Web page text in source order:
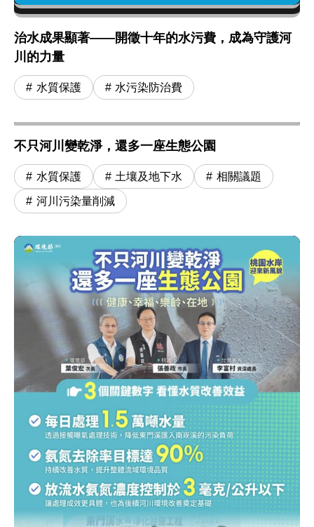
治水成果顯著——開徵十年的水污費，成為守護河
川的力量
水質保護 水污染防治費
不只河川變乾淨，還多一座生態公園
水質保護 土壤及地下水 相關議題
河川污染量削減